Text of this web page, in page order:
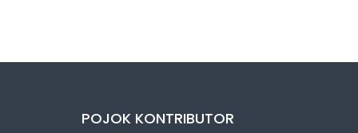
POJOK KONTRIBUTOR